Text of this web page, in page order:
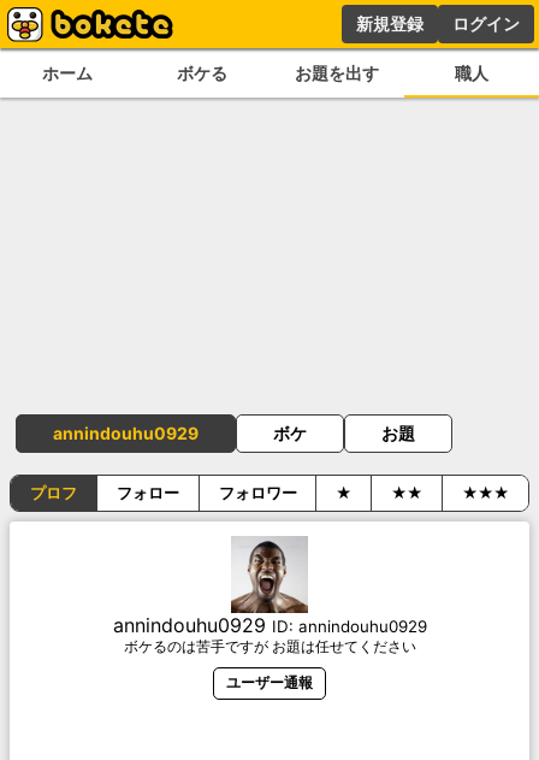
新規登録 ログイン
ホーム ボケる お題を出す 職人
annindouhu0929 ボケ お題
プロフ フォロー フォロワー ★ ★★ ★★★
annindouhu0929 ID: annindouhu0929
ボケるのは苦手ですが お題は任せてください
ユーザー通報